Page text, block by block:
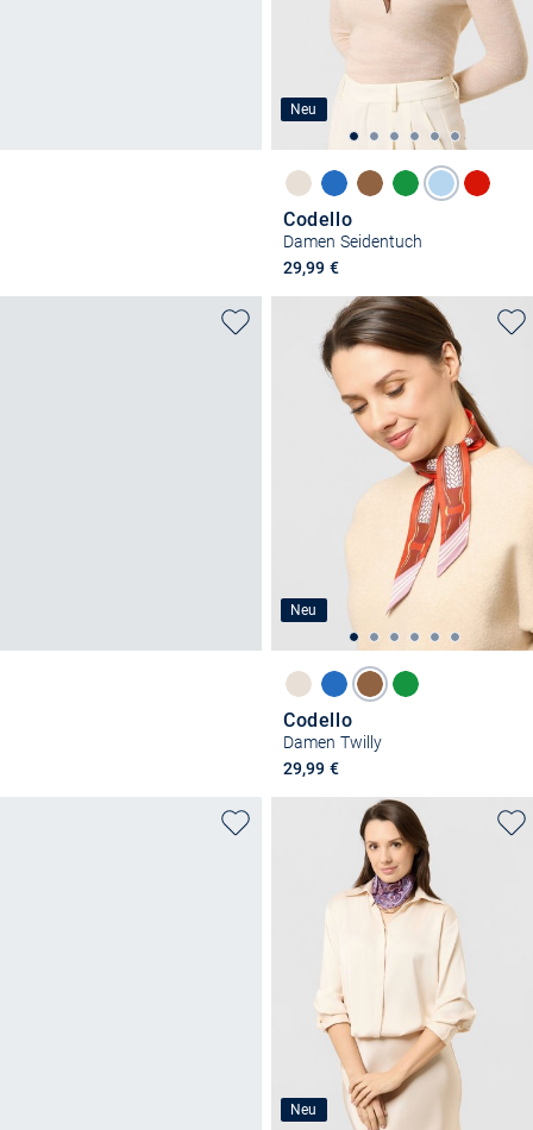
Neu
Codello
Damen Seidentuch
29,99 €
Neu
Codello
Damen Twilly
29,99 €
Neu